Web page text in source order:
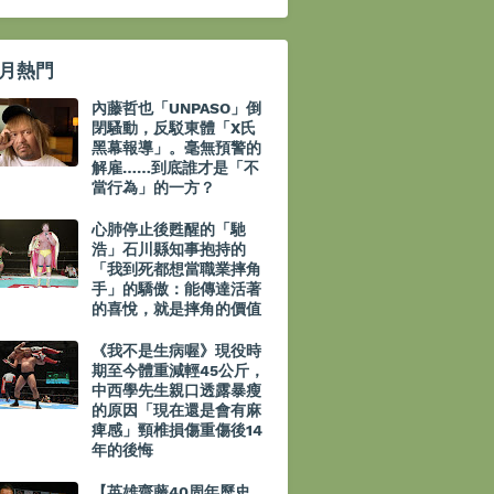
熱門
內藤哲也「UNPASO」倒
閉騷動，反駁東體「X氏
黑幕報導」。毫無預警的
解雇……到底誰才是「不
當行為」的一方？
心肺停止後甦醒的「馳
浩」石川縣知事抱持的
「我到死都想當職業摔角
手」的驕傲：能傳達活著
的喜悅，就是摔角的價值
《我不是生病喔》現役時
期至今體重減輕45公斤，
中西學先生親口透露暴瘦
的原因「現在還是會有麻
痺感」頸椎損傷重傷後14
年的後悔